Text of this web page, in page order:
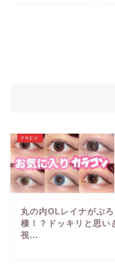
丸の内OLレイナがぷ
棲！？ドッキリと思い
視...